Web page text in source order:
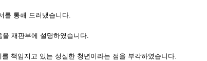
를 통해 드러냈습니다.
재판부에 설명하였습니다.
책임지고 있는 성실한 청년이라는 점을 부각하였습니다.